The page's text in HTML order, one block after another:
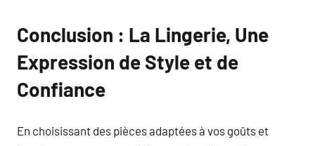
Conclusion : La Lingerie, Une
Expression de Style et de
Confiance
En choisissant des pièces adaptées à vos goûts et